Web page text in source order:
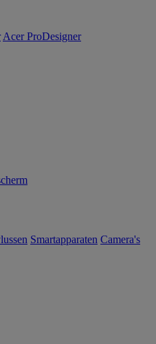
Acer ProDesigner
Smartapparaten Camera's